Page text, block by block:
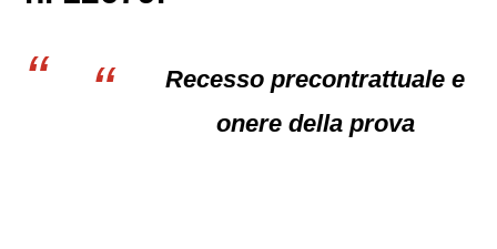
Recesso precontrattuale e
onere della prova